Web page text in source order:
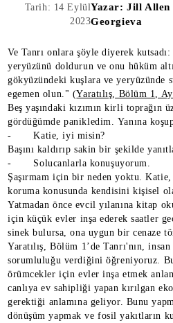
Tarih: 14 Eylül
2023
Yazar: Jill Allen
Georgieva
Ve Tanrı onlara şöyle diyerek
yeryüzünü doldurun ve onu hüküm
gökyüzündeki kuşlara ve yeryüzünde
egemen olun." (Yaratılış, Bölüm 1,
Beş yaşındaki kızımın kirli toprağın
gördüğümde panikledim. Yanına
- Katie, iyi misin?
Başını kaldırıp sakin bir şekilde
- Solucanlarla konuşuyorum.
Şaşırmam için bir neden yoktu. Katie,
koruma konusunda kendisini kişisel
Yatmadan önce evcil yılanına kitap
için küçük evler inşa ederek saatler
sinek bulursa, ona uygun bir cenaze
Yaratılış, Bölüm 1’de Tanrı'nın, insan
sorumluluğu verdiğini öğreniyoruz.
örümcekler için evler inşa etmek
canlıya ev sahipliği yapan kırılgan
gerektiği anlamına geliyor. Bunu
dönüşüm yapmak ve fosil yakıtların